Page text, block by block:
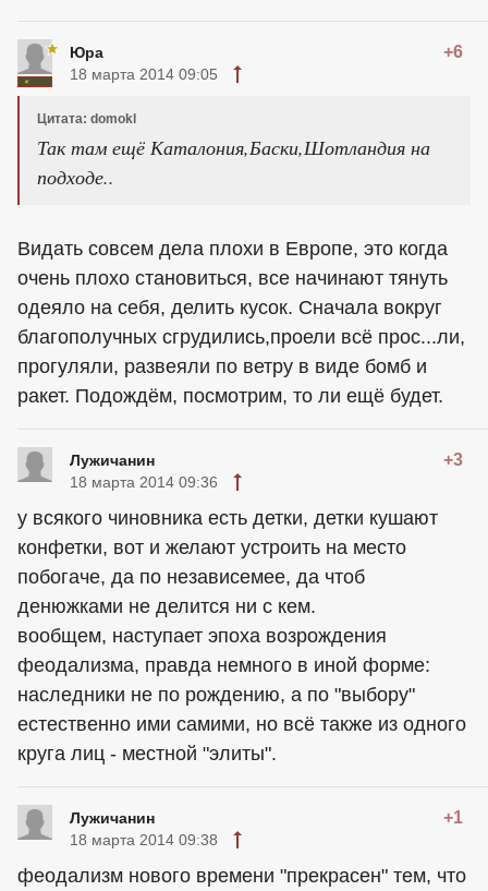
Юра +6
18 марта 2014 09:05
Цитата: domokl
Так там ещё Каталония,Баски,Шотландия на
подходе..
Видать совсем дела плохи в Европе, это когда
очень плохо становиться, все начинают тянуть
одеяло на себя, делить кусок. Сначала вокруг
благополучных сгрудились,проели всё прос...ли,
прогуляли, развеяли по ветру в виде бомб и
ракет. Подождём, посмотрим, то ли ещё будет.
Лужичанин +3
18 марта 2014 09:36
у всякого чиновника есть детки, детки кушают
конфетки, вот и желают устроить на место
побогаче, да по независемее, да чтоб
денюжками не делится ни с кем.
вообщем, наступает эпоха возрождения
феодализма, правда немного в иной форме:
наследники не по рождению, а по "выбору"
естественно ими самими, но всё также из одного
круга лиц - местной "элиты".
Лужичанин +1
18 марта 2014 09:38
феодализм нового времени "прекрасен" тем, что